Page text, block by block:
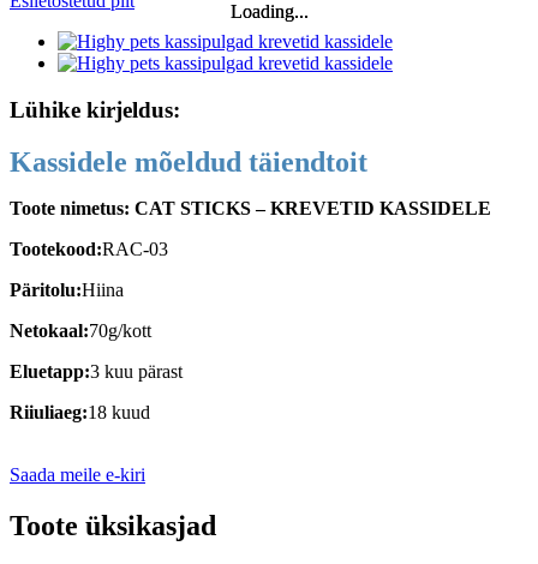
Loading...
Loading...
Lühike kirjeldus:
Kassidele mõeldud täiendtoit
Toote nimetus: CAT STICKS – KREVETID KASSIDELE
Tootekood:RAC-03
Päritolu:Hiina
Netokaal:70g/kott
Eluetapp:3 kuu pärast
Riiuliaeg:18 kuud
Saada meile e-kiri
Toote üksikasjad